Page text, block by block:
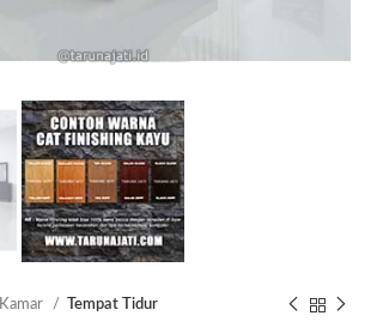
Tempat Tidur